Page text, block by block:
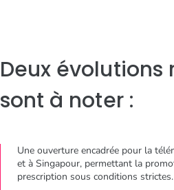
Deux évolutions
sont à noter :
Une ouverture encadrée pour la
et à Singapour, permettant la
prescription sous conditions strictes.